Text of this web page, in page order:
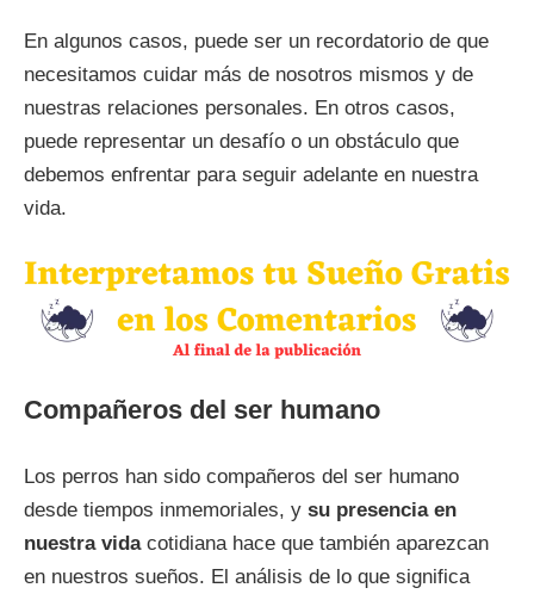
En algunos casos, puede ser un recordatorio de que
necesitamos cuidar más de nosotros mismos y de
nuestras relaciones personales. En otros casos,
puede representar un desafío o un obstáculo que
debemos enfrentar para seguir adelante en nuestra
vida.
Compañeros del ser humano
Los perros han sido compañeros del ser humano
desde tiempos inmemoriales, y su presencia en
nuestra vidacotidiana hace que también aparezcan
en nuestros sueños. El análisis de lo que significa